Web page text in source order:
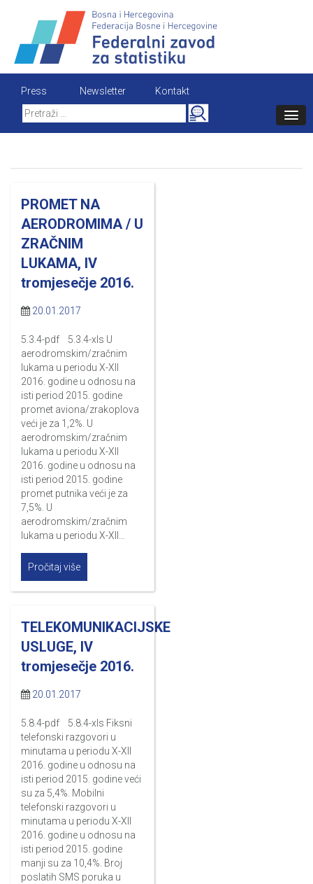
content
Press Newsletter
Kontakt
Search
for:
PROMET NA
AERODROMIMA / U
ZRAČNIM
LUKAMA, IV
tromjesečje 2016.
20.01.2017
5.3.4-pdf 5.3.4-xls U
aerodromskim/zračnim
lukama u periodu X-XII
2016. godine u odnosu na
isti period 2015. godine
promet aviona/zrakoplova
veći je za 1,2%. U
aerodromskim/zračnim
lukama u periodu X-XII
2016. godine u odnosu na
isti period 2015. godine
promet putnika veći je za
7,5%. U
aerodromskim/zračnim
lukama u periodu X-XII…
Pročitaj više
TELEKOMUNIKACIJSKE
USLUGE, IV
tromjesečje 2016.
20.01.2017
5.8.4-pdf 5.8.4-xls Fiksni
telefonski razgovori u
minutama u periodu X-XII
2016. godine u odnosu na
isti period 2015. godine veći
su za 5,4%. Mobilni
telefonski razgovori u
minutama u periodu X-XII
2016. godine u odnosu na
isti period 2015. godine
manji su za 10,4%. Broj
poslatih SMS poruka u